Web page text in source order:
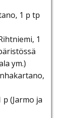
1 p tp
1
ym.)
p (Jarmo ja